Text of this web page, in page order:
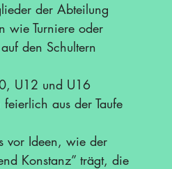
der Abteilung
wie Turniere oder
den Schultern
U12 und U16
aus der Taufe
vor Ideen, wie der
Konstanz” trägt, die